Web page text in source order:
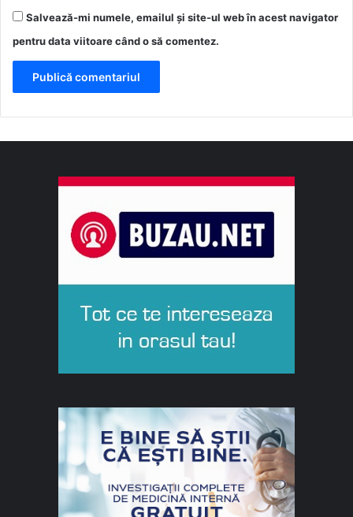
Salvează-mi numele, emailul și site-ul web în acest navigator
pentru data viitoare când o să comentez.